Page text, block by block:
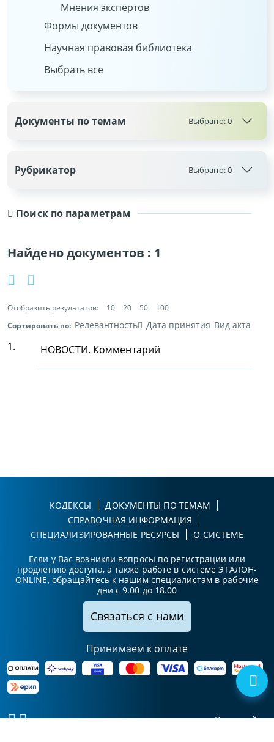
Поиск по параметрам
Найдено документов : 1
Отобразить результатов: 10 20 50
100
Сортировать по: Релевантность Дата принятия Вид акта
1. НОВОСТИ. Комментарий
Мнения экспертов
Формы документов
Научная правовая библиотека
Выбрать все
Документы по темам Выбрано:0
Рубрикатор Выбрано:0
КОДЕКСЫ
ДОКУМЕНТЫ ПО ТЕМАМ
СПРАВОЧНАЯ ИНФОРМАЦИЯ
СПЕЦИАЛИЗИРОВАННЫЕ РЕСУРСЫ
О СИСТЕМЕ
Если у Вас возникли вопросы по регистрации или
продлению доступа, а также работе в системе ЭТАЛОН-
ONLINE, обращайтесь к нашим специалистам в рабочие
дни с 9.00 до 18.00
Связаться с нами
Принимаем к оплате
Карта сайта